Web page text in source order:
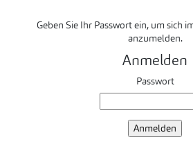
Geben Sie Ihr Passwort ein, um sich
anzumelden.
Anmelden
Passwort